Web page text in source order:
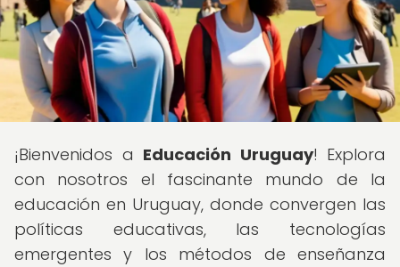
¡Bienvenidos a Educación Uruguay! Explora
con nosotros el fascinante mundo de la
educación en Uruguay, donde convergen las
políticas educativas, las tecnologías
emergentes y los métodos de enseñanza